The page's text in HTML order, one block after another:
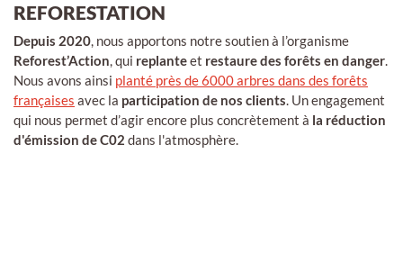
REFORESTATION
Depuis 2020, nous apportons notre soutien à l’organisme
Reforest’Action, qui replanteet restaure des forêts en danger.
Nous avons ainsi planté près de 6000 arbres dans des forêts
françaises avec la participation de nos clients. Un engagement
qui nous permet d’agir encore plus concrètement à la réduction
d'émission de C02 dans l'atmosphère.